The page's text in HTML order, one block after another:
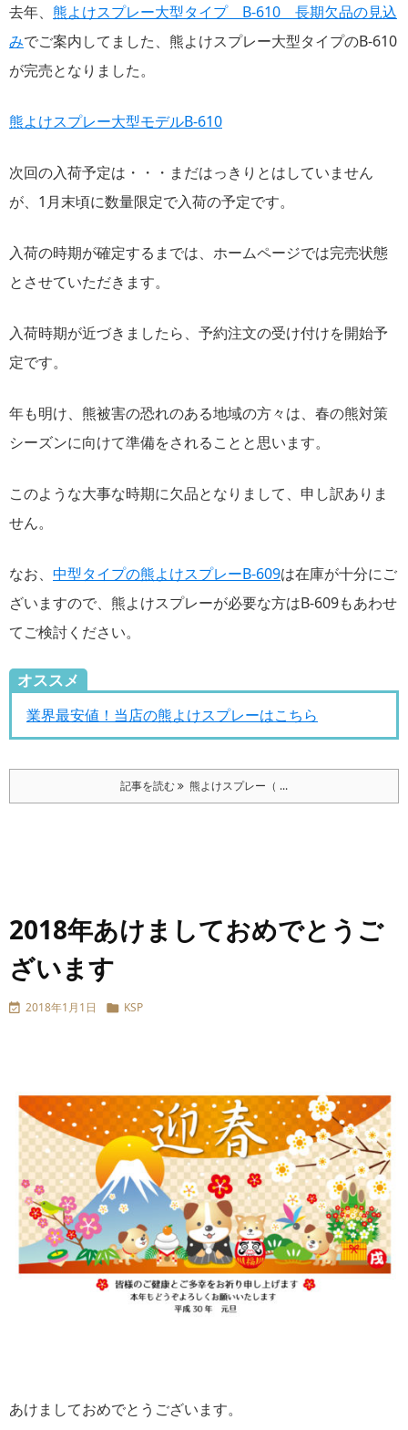
去年、 熊よけスプレー大型タイプ B-610 長期欠品の見込
みでご案内してました、熊よけスプレー大型タイプのB-610
が完売となりました。
熊よけスプレー大型モデルB-610
次回の入荷予定は・・・まだはっきりとはしていません
が、1月末頃に数量限定で入荷の予定です。
入荷の時期が確定するまでは、ホームページでは完売状態
とさせていただきます。
入荷時期が近づきましたら、予約注文の受け付けを開始予
定です。
年も明け、熊被害の恐れのある地域の方々は、春の熊対策
シーズンに向けて準備をされることと思います。
このような大事な時期に欠品となりまして、申し訳ありま
せん。
なお、 中型タイプの熊よけスプレーB-609は在庫が十分にご
ざいますので、熊よけスプレーが必要な方はB-609もあわせ
てご検討ください。
オススメ
業界最安値！当店の熊よけスプレーはこちら
記事を読む 熊よけスプレー（ ...
2018年あけましておめでとうご
ざいます
 2018年1月1日  KSP
あけましておめでとうございます。